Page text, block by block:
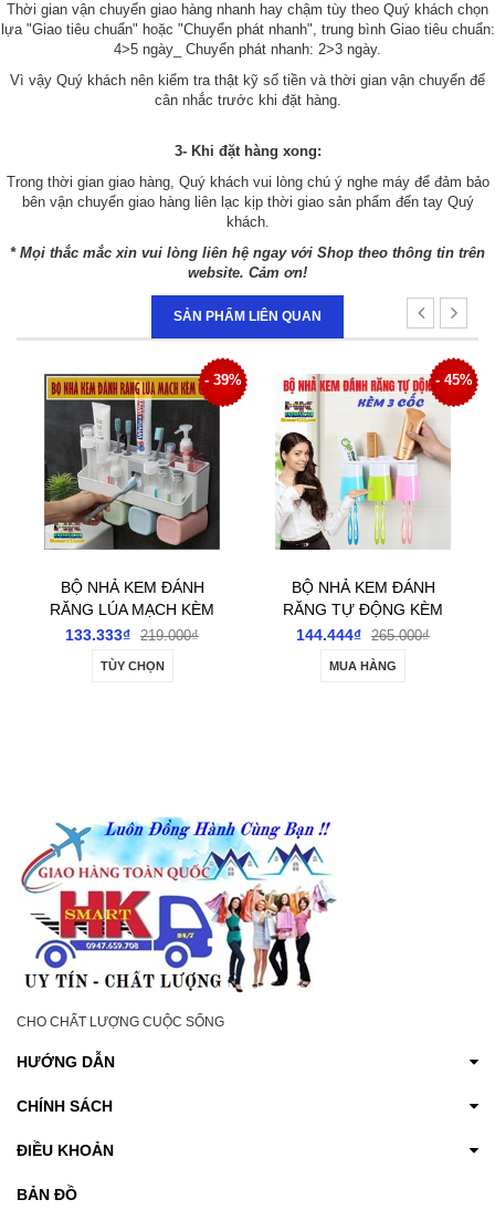
Thời gian vận chuyển giao hàng nhanh hay chậm tùy theo Quý khách chọn
lựa "Giao tiêu chuẩn" hoặc "Chuyển phát nhanh", trung bình Giao tiêu chuẩn:
4>5 ngày_ Chuyển phát nhanh: 2>3 ngày.
Vì vậy Quý khách nên kiểm tra thật kỹ số tiền và thời gian vận chuyển để
cân nhắc trước khi đặt hàng.
3- Khi đặt hàng xong:
Trong thời gian giao hàng, Quý khách vui lòng chú ý nghe máy để đảm bảo
bên vận chuyển giao hàng liên lạc kịp thời giao sản phẩm đến tay Quý
khách.
* Mọi thắc mắc xin vui lòng liên hệ ngay với Shop theo thông tin trên
website. Cảm ơn!
SẢN PHẨM LIÊN QUAN
- 45%
BỘ NHẢ KEM ĐÁNH
RĂNG TỰ ĐỘNG KÈM
3 CỐC
144.444₫ 265.000₫
MUA HÀNG
- 43%
CHÂN KÊ MÁY GIẶT
TỦ LẠNH CHẤT
LƯỢNG CAO
166.666₫ 290.000₫
MUA HÀNG
CHO CHẤT LƯỢNG CUỘC SỐNG
HƯỚNG DẪN
CHÍNH SÁCH
ĐIỀU KHOẢN
BẢN ĐỒ